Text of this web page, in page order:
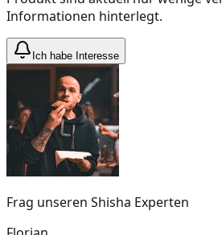
Informationen hinterlegt.
Ich habe Interesse
Frag unseren Shisha Experten